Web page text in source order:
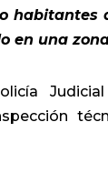
habitantes
en una